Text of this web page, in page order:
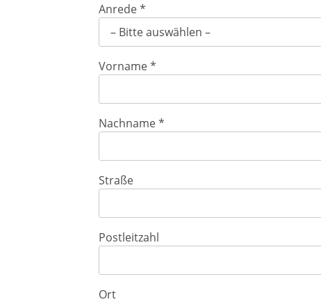
Anrede(Pflichtfeld)
*
Vorname(Pflichtfeld)
*
Nachname(Pflichtfeld)
*
Straße
Postleitzahl
Ort